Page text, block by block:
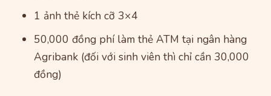
1 ảnh thẻ kích cỡ 3×4
50,000 đồng phí làm thẻ ATM tại ngân hàng
Agribank (đối với sinh viên thì chỉ cần 30,000
đồng)